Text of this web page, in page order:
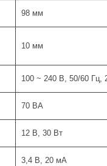
98 мм
10 мм
100 ~ 240 В, 50/60 Гц,
70 ВА
12 В, 30 Вт
3,4 В, 20 мА